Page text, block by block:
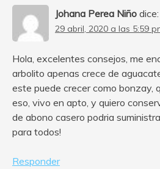
Johana Perea Niño dice:
29 abril, 2020 a las 5:59
Hola, excelentes consejos, me
arbolito apenas crece de
este puede crecer como bonzay,
eso, vivo en apto, y quiero
de abono casero podria
para todos!
Responder